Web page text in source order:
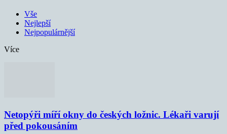
Vše
Nejlepší
Nejpopulárnější
Více
Netopýři míří okny do českých ložnic. Lékaři varují
před pokousáním